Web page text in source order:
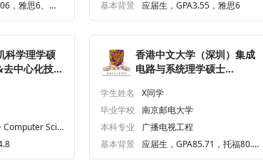
，雅思6、六
基本背景
应届生，GPA3.55，雅思6
科学理学硕
中心化技
Scie
香港中文大学（深圳）集成
电路与系统理学硕士
生offer一枚
学生姓名
X同学
毕业学校
南京邮电大学
本科专业
广播电视工程
基本背景
应届生，GPA85.71，托福80.